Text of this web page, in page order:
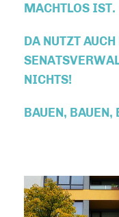
MACHTLOS IST.
DA NUTZT
NICHTS!
BAUEN, BAUEN,